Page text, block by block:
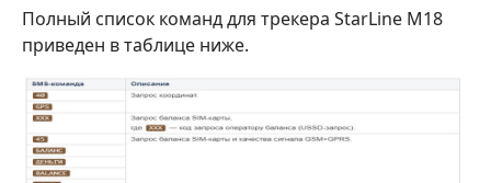
Полный список команд для трекера StarLine M18
приведен в таблице ниже.